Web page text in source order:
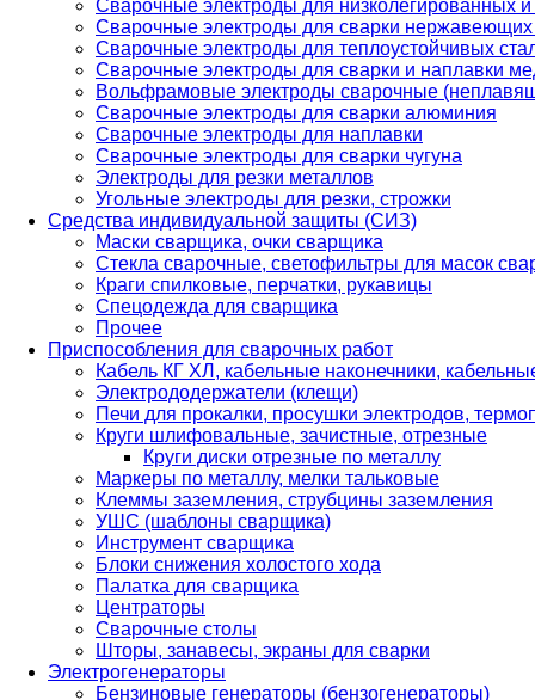
Сварочные электроды для низколегированных и
Сварочные электроды для сварки
Сварочные электроды для теплоустойчивых
Сварочные электроды для сварки и наплавки
Вольфрамовые электроды сварочные
Сварочные электроды для сварки алюминия
Сварочные электроды для наплавки
Сварочные электроды для сварки чугуна
Электроды для резки металлов
Угольные электроды для резки, строжки
Средства индивидуальной защиты (СИЗ)
Маски сварщика, очки сварщика
Стекла сварочные, светофильтры для масок
Краги спилковые, перчатки, рукавицы
Спецодежда для сварщика
Прочее
Приспособления для сварочных работ
Кабель КГ ХЛ, кабельные наконечники,
Электрододержатели (клещи)
Печи для прокалки, просушки электродов,
Круги шлифовальные, зачистные, отрезные
Круги диски отрезные по металлу
Маркеры по металлу, мелки тальковые
Клеммы заземления, струбцины заземления
УШС (шаблоны сварщика)
Инструмент сварщика
Блоки снижения холостого хода
Палатка для сварщика
Центраторы
Сварочные столы
Шторы, занавесы, экраны для сварки
Электрогенераторы
Бензиновые генераторы (бензогенераторы)